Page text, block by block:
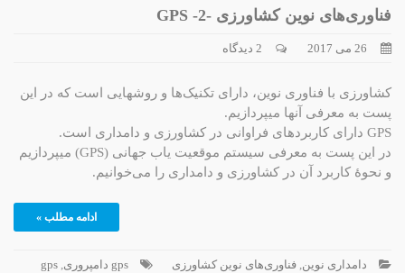
فناوری‌های نوین کشاورزی -2- GPS
26 می 2017 2 دیدگاه
کشاورزی با فناوری نوین، دارای تکنیک‌ها و روشهایی است که در این
پست به معرفی آنها میپردازیم.
GPS دارای کاربردهای فراوانی در کشاورزی و دامداری است.
در این پست به معرفی سیستم موقعیت یاب جهانی (GPS) میپردازیم
و نحوۀ کاربرد آن در کشاورزی و دامداری را می‌خوانیم.
ادامه مطلب »
دامداری نوین فناوری‌های نوین کشاورزی gps دامپروری
gps